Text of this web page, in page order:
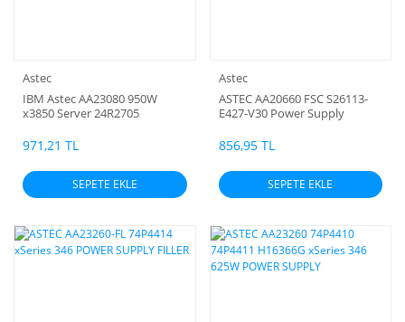
Astec
IBM Astec AA23080 950W
x3850 Server 24R2705
Supply
971,21 TL
SEPETE EKLE
Astec
ASTEC AA20660 FSC S26113-
E427-V30 Power Supply
856,95 TL
SEPETE EKLE